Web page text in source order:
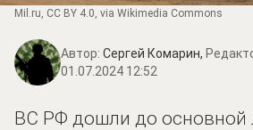
Mil.ru, CC BY 4.0, via Wikimedia Commons
Автор: Сергей Комарин,
01.07.2024 12:52
ВС РФ дошли до основной